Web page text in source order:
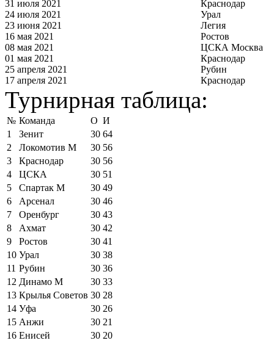
31 июля 2021
Краснодар
24 июля 2021
Урал
23 июня 2021
Легия
16 мая 2021
Ростов
08 мая 2021
ЦСКА Москва
01 мая 2021
Краснодар
25 апреля 2021
Рубин
17 апреля 2021
Краснодар
Турнирная таблица:
№ Команда О И
1
Зенит 30 64
2
Локомотив М 30 56
3
Краснодар 30 56
4
ЦСКА 30 51
5
Спартак М 30 49
6
Арсенал 30 46
7
Оренбург 30 43
8
Ахмат 30 42
9
Ростов 30 41
10 Урал 30 38
11 Рубин 30 36
12 Динамо М 30 33
13 Крылья Советов 30 28
14 Уфа 30 26
15 Анжи 30 21
16 Енисей 30 20